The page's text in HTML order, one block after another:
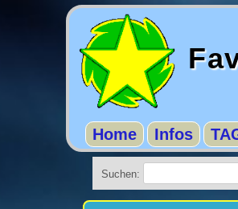
Home Infos
Suchen: